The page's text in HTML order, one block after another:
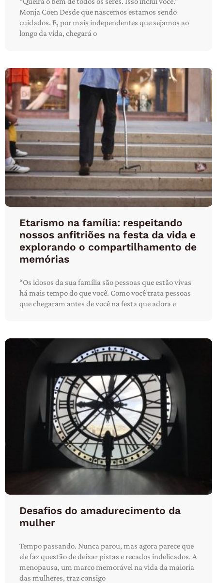
Monja Coen Desde que nascemos estamos sendo
cuidados. E, por mais independentes que sejamos ao
longo da vida, chegará o
Etarismo na família: respeitando
nossos anfitriões na festa da vida e
explorando o compartilhamento de
memórias
“Os idosos da sua família são pessoas que estão vivas
há mais tempo do que você. Como você trata pessoas
que chegaram antes de você na festa que adora e
Desafios do amadurecimento da
mulher
Tempo passando. Nunca parou, mas agora parece que
ele faz questão de deixar pistas e recados indelicados. A
menopausa, um marco memorável na vida da maioria
das mulheres, traz consigo